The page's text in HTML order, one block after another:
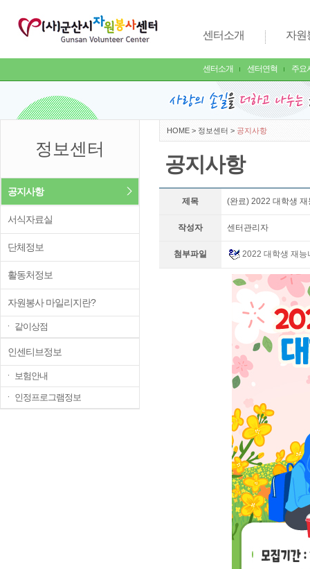
센터소개
센터소개 센터연혁 주요
자원
정보센터
공지사항
서식자료실
단체정보
활동처정보
자원봉사 마일리지란?
ㆍ 같이상점
인센티브정보
ㆍ 보험안내
ㆍ 인정프로그램정보
HOME > 정보센터 > 공지사항
공지사항
제목 (완료) 2022 대학생
작성자 센터관리자
첨부파일 2022 대학생 재능